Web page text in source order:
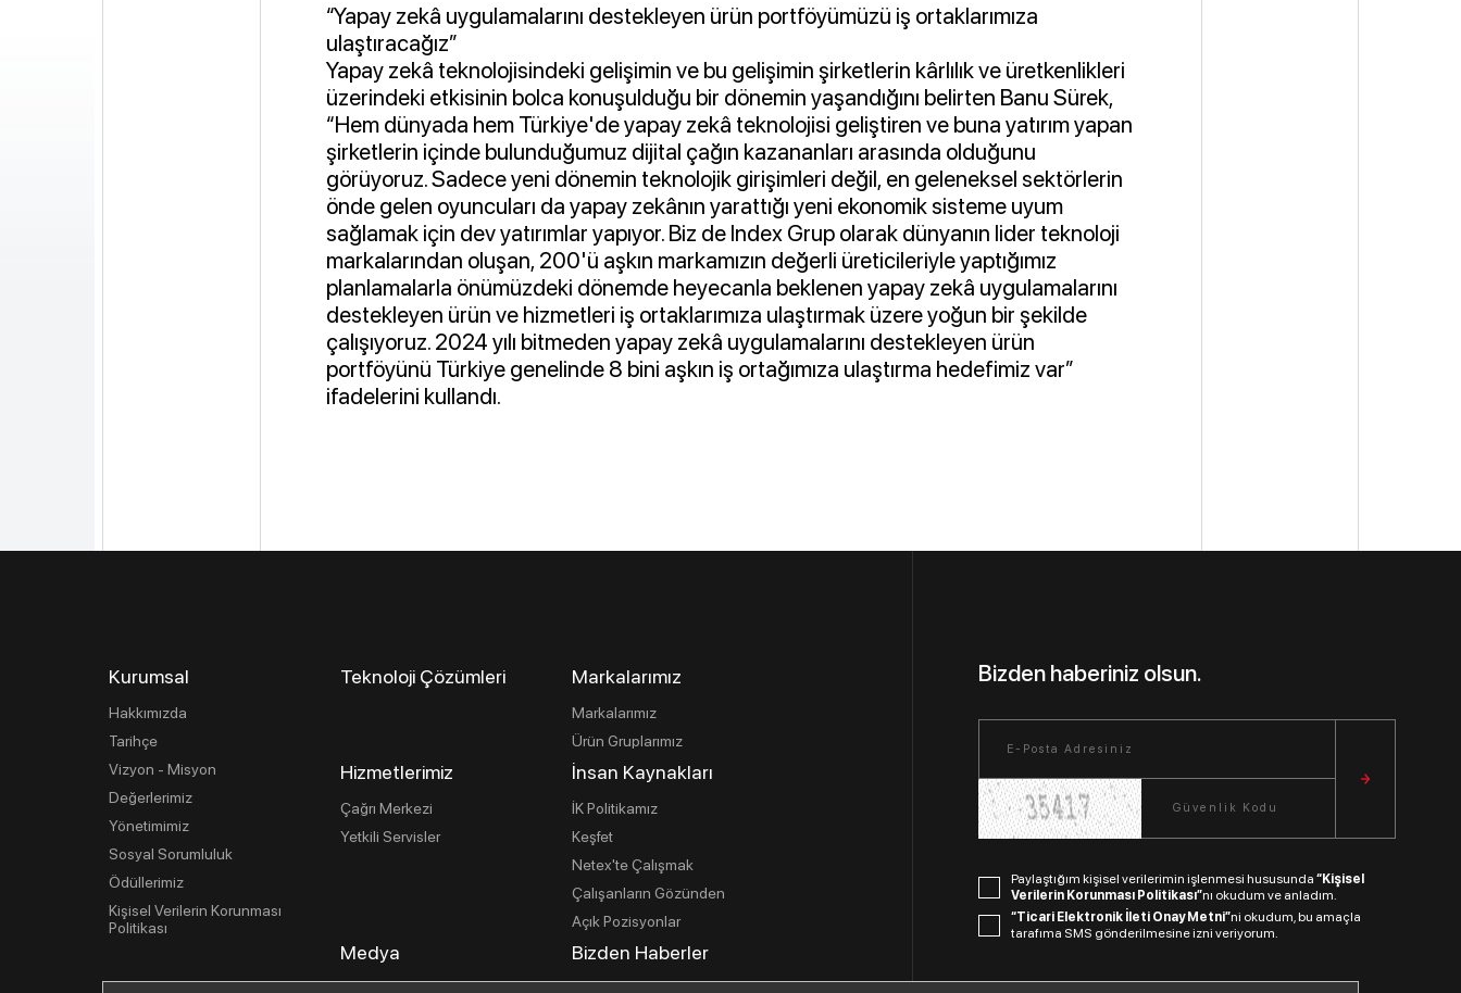
“Yapay zekâ uygulamalarını destekleyen ürün portföyümüzü iş ortaklarımıza
ulaştıracağız”
Yapay zekâ teknolojisindeki gelişimin ve bu gelişimin şirketlerin kârlılık ve üretkenlikleri
üzerindeki etkisinin bolca konuşulduğu bir dönemin yaşandığını belirten Banu Sürek,
“Hem dünyada hem Türkiye'de yapay zekâ teknolojisi geliştiren ve buna yatırım yapan
şirketlerin içinde bulunduğumuz dijital çağın kazananları arasında olduğunu
görüyoruz. Sadece yeni dönemin teknolojik girişimleri değil, en geleneksel sektörlerin
önde gelen oyuncuları da yapay zekânın yarattığı yeni ekonomik sisteme uyum
sağlamak için dev yatırımlar yapıyor. Biz de Index Grup olarak dünyanın lider teknoloji
markalarından oluşan, 200'ü aşkın markamızın değerli üreticileriyle yaptığımız
planlamalarla önümüzdeki dönemde heyecanla beklenen yapay zekâ uygulamalarını
destekleyen ürün ve hizmetleri iş ortaklarımıza ulaştırmak üzere yoğun bir şekilde
çalışıyoruz. 2024 yılı bitmeden yapay zekâ uygulamalarını destekleyen ürün
portföyünü Türkiye genelinde 8 bini aşkın iş ortağımıza ulaştırma hedefimiz var”
ifadelerini kullandı.
Kurumsal
Hakkımızda
Tarihçe
Vizyon - Misyon
Değerlerimiz
Yönetimimiz
Sosyal Sorumluluk
Ödüllerimiz
Kişisel Verilerin Korunması
Politikası
Teknoloji Çözümleri Markalarımız
Markalarımız
Ürün Gruplarımız
Hizmetlerimiz
Çağrı Merkezi
Yetkili Servisler
İnsan Kaynakları
İK Politikamız
Keşfet
Netex'te Çalışmak
Çalışanların Gözünden
Açık Pozisyonlar
Medya
Bizden Haberler
Bizden haberiniz olsun.
Paylaştığım kişisel verilerimin işlenmesi hususunda “Kişisel
Verilerin Korunması Politikası”nı okudum ve anladım.
“Ticari Elektronik İleti Onay Metni”ni okudum, bu amaçla
tarafıma SMS gönderilmesine izni veriyorum.